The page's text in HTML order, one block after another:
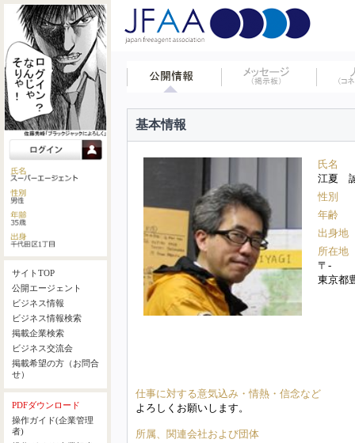
サイトTOP
公開エージェント
ビジネス情報
ビジネス情報検索
掲載企業検索
ビジネス交流会
掲載希望の方（お問合
せ）
PDFダウンロード
操作ガイド(企業管理
者)
基本情報
氏名
江夏
性別
年齢
出身地
所在地
〒-
東京都
仕事に対する意気込み・情熱・信念など
よろしくお願いします。
所属、関連会社および団体